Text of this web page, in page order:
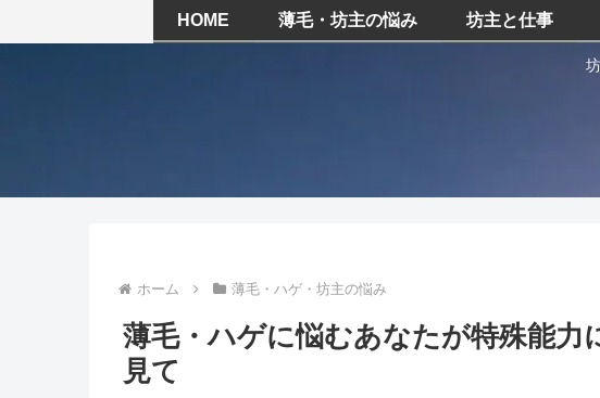
HOME 薄毛・坊主の悩み 坊主と仕事
ホーム 薄毛・ハゲ・坊主の悩み
薄毛・ハゲに悩むあなたが特殊能力
見て